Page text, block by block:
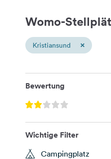
Womo-
Kristiansund ×
Bewertung
Wichtige Filter
Campingplatz